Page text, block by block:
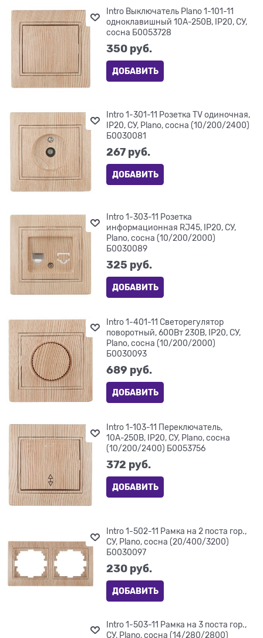
Intro Выключатель Plano 1-101-11
одноклавишный 10А-250В, IP20, СУ,
сосна Б0053728
350 руб.
ДОБАВИТЬ
Intro 1-301-11 Розетка TV одиночная,
IP20, СУ, Plano, сосна (10/200/2400)
Б0030081
267 руб.
ДОБАВИТЬ
Intro 1-303-11 Розетка
информационная RJ45, IP20, СУ,
Plano, сосна (10/200/2000)
Б0030089
325 руб.
ДОБАВИТЬ
Intro 1-401-11 Светорегулятор
поворотный, 600Вт 230В, IP20, СУ,
Plano, сосна (10/200/2000)
Б0030093
689 руб.
ДОБАВИТЬ
Intro 1-103-11 Переключатель,
10А-250В, IP20, СУ, Plano, сосна
(10/200/2400) Б0053756
372 руб.
ДОБАВИТЬ
Intro 1-502-11 Рамка на 2 поста гор.,
СУ, Plano, сосна (20/400/3200)
Б0030097
230 руб.
ДОБАВИТЬ
Intro 1-503-11 Рамка на 3 поста гор.,
СУ, Plano, сосна (14/280/2800)